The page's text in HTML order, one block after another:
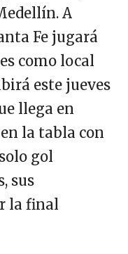
A
Fe jugará
como local
este jueves
llega en
la tabla con
gol
sus
la final